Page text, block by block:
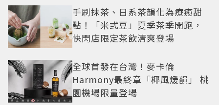
手刷抹茶、日系茶韻化為療癒甜
點！「米弎豆」夏季茶季開跑，
快閃店限定茶飲清爽登場
全球首發在台灣！麥卡倫
Harmony最終章「椰風煖韻」 桃
園機場限量登場